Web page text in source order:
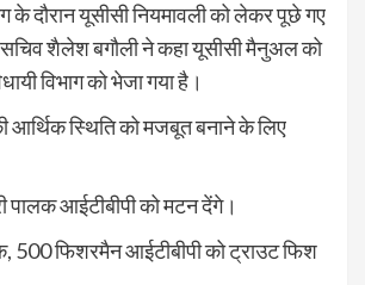
के दौरान यूसीसी नियमावली को लेकर पूछे गए
शैलेश बगौली ने कहा यूसीसी मैनुअल को
विभाग को भेजा गया है।
आर्थिक स्थिति को मजबूत बनाने के लिए
पालक आईटीबीपी को मटन देंगे।
फिशरमैन आईटीबीपी को ट्राउट फिश